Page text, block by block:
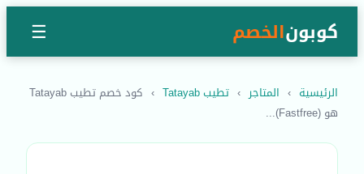
كوبونالخصم ☰
الرئيسية › المتاجر › تطيب Tatayab ›
كود خصم تطيب Tatayab
هو (Fastfree)...